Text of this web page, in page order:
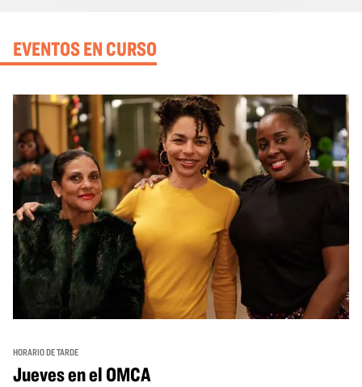
EVENTOS EN CURSO
HORARIO DE TARDE
Jueves en el OMCA